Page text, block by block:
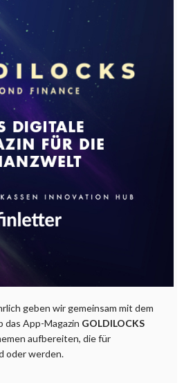
geben wir gemeinsam mit dem
das App-Magazin GOLDILOCKS
aufbereiten, die für
oder werden.